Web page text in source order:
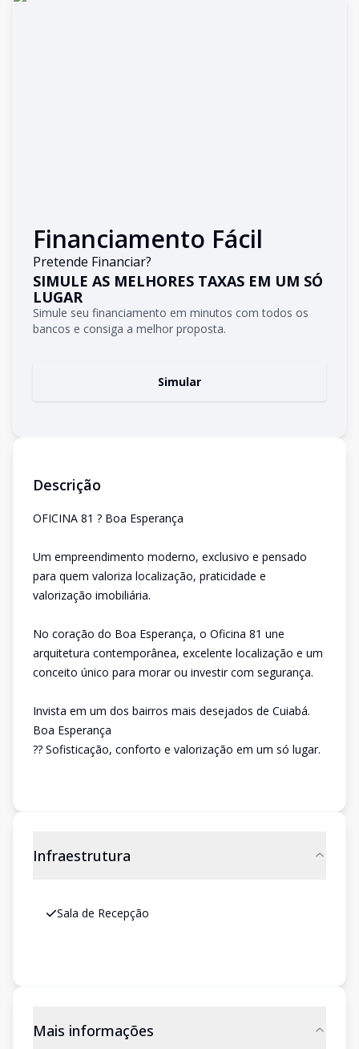
Financiamento Fácil
Pretende Financiar?
SIMULE AS MELHORES TAXAS EM UM SÓ
LUGAR
Simule seu financiamento em minutos com todos os
bancos e consiga a melhor proposta.
Simular
Descrição
OFICINA 81 ? Boa Esperança
Um empreendimento moderno, exclusivo e pensado
para quem valoriza localização, praticidade e
valorização imobiliária.
No coração do Boa Esperança, o Oficina 81 une
arquitetura contemporânea, excelente localização e um
conceito único para morar ou investir com segurança.
Invista em um dos bairros mais desejados de Cuiabá.
Boa Esperança
?? Sofisticação, conforto e valorização em um só lugar.
Infraestrutura
Sala de Recepção
Mais informações